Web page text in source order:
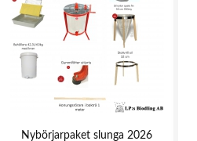
Nybörjarpaket slunga 2026